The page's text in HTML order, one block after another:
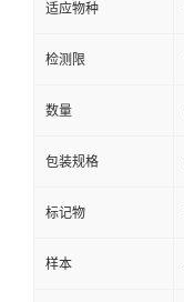
适应物种
检测限
数量
包装规格
标记物
样本